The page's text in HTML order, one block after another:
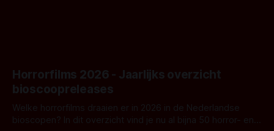
Horrorfilms 2026 - Jaarlijks overzicht
bioscoopreleases
Welke horrorfilms draaien er in 2026 in de Nederlandse
bioscopen? In dit overzicht vind je nu al bijna 50 horror- en